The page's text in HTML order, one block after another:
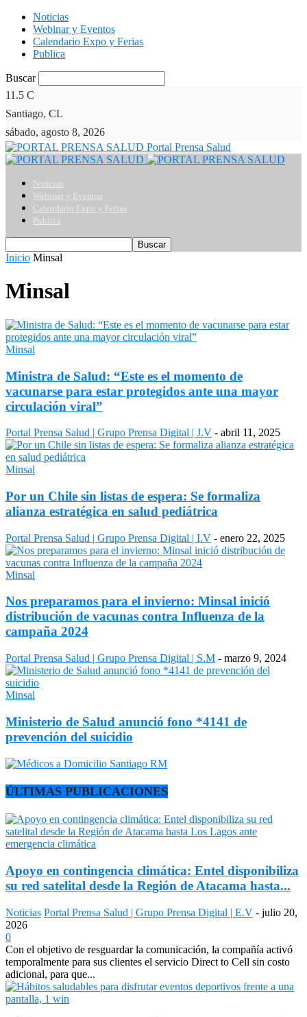
Noticias
Webinar y Eventos
Calendario Expo y Ferias
Publica
Buscar
11.5 C
Santiago, CL
sábado, agosto 8, 2026
Portal Prensa Salud
Noticias
Webinar y Eventos
Calendario Expo y Ferias
Publica
Inicio Minsal
Minsal
Minsal
Ministra de Salud: “Este es el momento de
vacunarse para estar protegidos ante una mayor
circulación viral”
Portal Prensa Salud | Grupo Prensa Digital | J.V - abril 11, 2025
Minsal
Por un Chile sin listas de espera: Se formaliza
alianza estratégica en salud pediátrica
Portal Prensa Salud | Grupo Prensa Digital | I.V - enero 22, 2025
Minsal
Nos preparamos para el invierno: Minsal inició
distribución de vacunas contra Influenza de la
campaña 2024
Portal Prensa Salud | Grupo Prensa Digital | S.M - marzo 9, 2024
Minsal
Ministerio de Salud anunció fono *4141 de
prevención del suicidio
ÚLTIMAS PUBLICACIONES
Apoyo en contingencia climática: Entel disponibiliza
su red satelital desde la Región de Atacama hasta...
Noticias Portal Prensa Salud | Grupo Prensa Digital | E.V - julio 20,
2026
0
Con el objetivo de resguardar la comunicación, la compañía activó
temporalmente para sus clientes el servicio Direct to Cell sin costo
adicional, para que...